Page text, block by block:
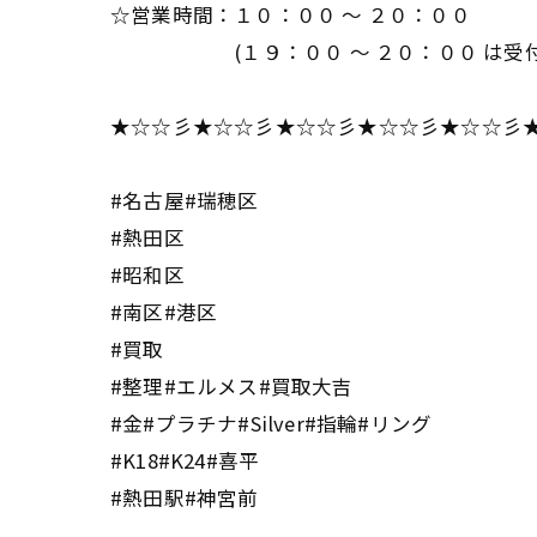
☆営業時間：１０：００ ～ ２０：００
(１９：００ ～ ２０：００ は受付
★☆☆彡★☆☆彡★☆☆彡★☆☆彡★☆☆彡
#名古屋#瑞穂区
#熱田区
#昭和区
#南区#港区
#買取
#整理#エルメス#買取大吉
#金#プラチナ#Silver#指輪#リング
#K18#K24#喜平
#熱田駅#神宮前